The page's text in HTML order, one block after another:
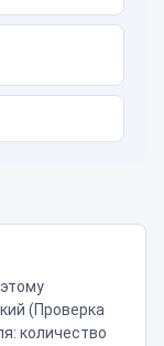
(Проверка
количество